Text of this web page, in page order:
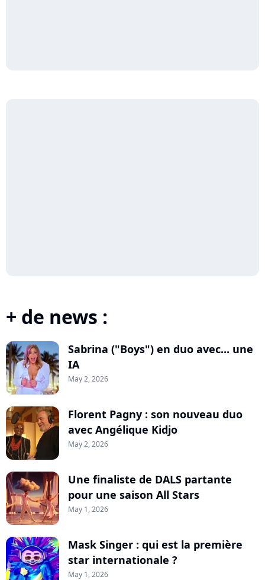
+ de news :
Sabrina ("Boys") en duo avec... une
IA
May 2, 2026
Florent Pagny : son nouveau duo
avec Angélique Kidjo
May 2, 2026
Une finaliste de DALS partante
pour une saison All Stars
May 1, 2026
Mask Singer : qui est la première
star internationale ?
May 1, 2026